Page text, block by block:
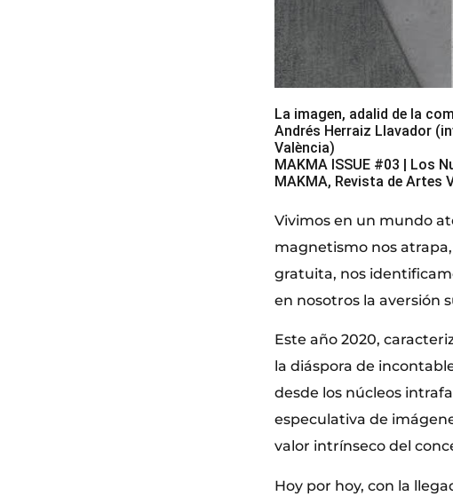
La imagen, adalid de la
Andrés Herraiz Llavador
València)
MAKMA ISSUE #03 | Los
MAKMA, Revista de Artes
Vivimos en un mundo
magnetismo nos
gratuita, nos
en nosotros la aversión
Este año 2020,
la diáspora de
desde los núcleos
especulativa de
valor intrínseco del
Hoy por hoy, con la